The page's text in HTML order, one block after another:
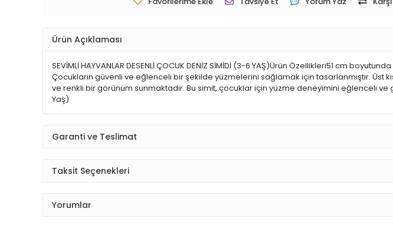
Ürün Açıklaması
SEVİMLİ HAYVANLAR DESENLİ ÇOCUK DENİZ SİMİDİ (3-6 YAŞ)Ürün Özellikleri51 cm
Çocukların güvenli ve eğlenceli bir şekilde yüzmelerini sağlamak için tasarlanmıştır.
ve renkli bir görünüm sunmaktadır. Bu simit, çocuklar için yüzme deneyimini eğlenceli
Yaş)
Garanti ve Teslimat
Taksit Seçenekleri
Yorumlar